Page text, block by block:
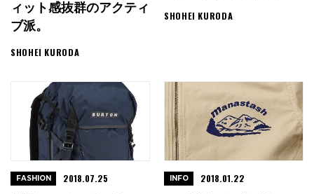
ィット感抜群のアクティ
ブ派。
SHOHEI KURODA
SHOHEI KURODA
FASHION 2018.07.25 INFO 2018.01.22